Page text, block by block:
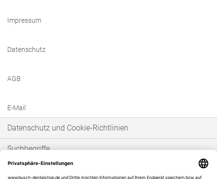
Impressum
Datenschutz
AGB
E-Mail
Datenschutz und Cookie-Richtlinien
Suchbegriffe